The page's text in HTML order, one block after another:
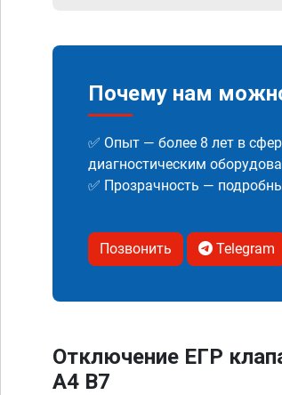
Почему нам
✅ Опыт — более 8 лет в
диагностическим
✅ Прозрачность —
Позвонить Telegram
Отключение ЕГР
A4 B7